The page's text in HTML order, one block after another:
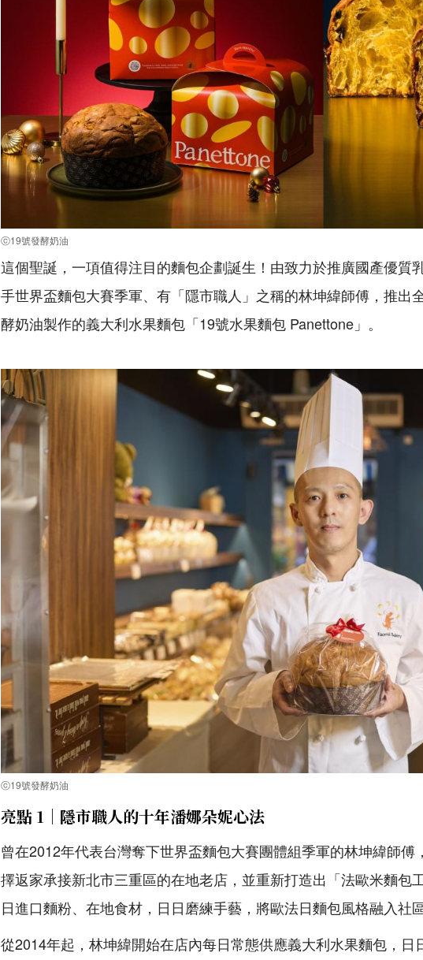
ⓒ19號發酵奶油
這個聖誕，一項值得注目的麵包企劃誕生！由致力於推廣國產優質
手世界盃麵包大賽季軍、有「隱市職人」之稱的林坤緯師傅，推出
酵奶油製作的義大利水果麵包「19號水果麵包 Panettone」。
ⓒ19號發酵奶油
亮點 1｜隱市職人的十年潘娜朵妮心法
曾在2012年代表台灣奪下世界盃麵包大賽團體組季軍的林坤緯師傅
擇返家承接新北市三重區的在地老店，並重新打造出「法歐米麵包
日進口麵粉、在地食材，日日磨練手藝，將歐法日麵包風格融入社
從2014年起，林坤緯開始在店內每日常態供應義大利水果麵包，日